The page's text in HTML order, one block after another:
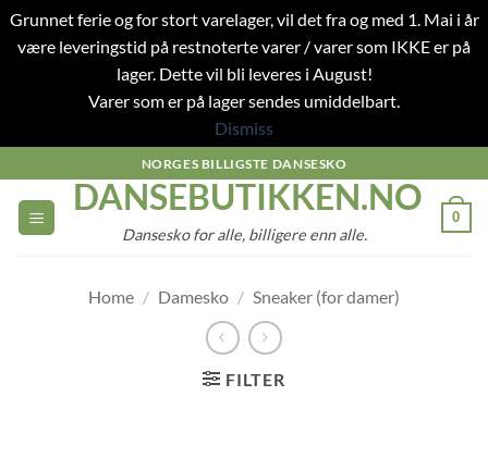
Grunnet ferie og for stort varelager, vil det fra og med 1. Mai i år
være leveringstid på restnoterte varer / varer som IKKE er på
lager. Dette vil bli leveres i August!
Varer som er på lager sendes umiddelbart.
Dismiss
to
content
NORGES BILLIGSTE DANSESKO
DANSEBUTIKKEN.NO
Dansesko for alle, billigere enn alle.
0
Home / Damesko / Sneaker (for damer)
FILTER